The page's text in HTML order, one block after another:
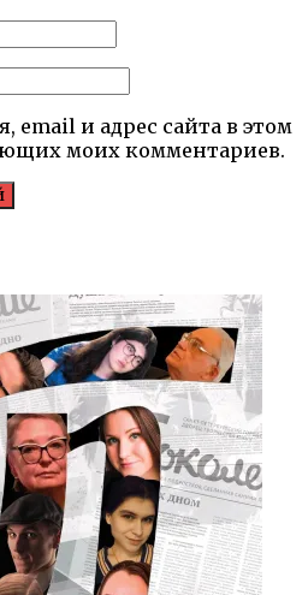
email и адрес сайта в этом
моих комментариев.